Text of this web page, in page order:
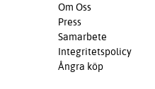
Om Oss
Press
Samarbete
Integritetspolicy
Ångra köp